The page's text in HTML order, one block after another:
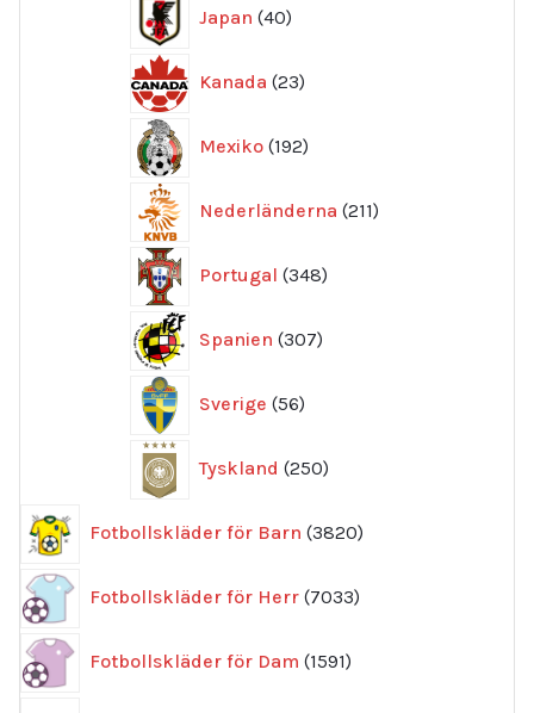
Japan 40
produkter
Kanada 23
produkter
Mexiko 192
produkter
Nederländerna 211
produkter
Portugal 348
produkter
Spanien 307
produkter
Sverige 56
produkter
Tyskland 250
produkter
Fotbollskläder för Barn 3820
produkter
Fotbollskläder för Herr 7033
produkter
Fotbollskläder för Dam 1591
produkter